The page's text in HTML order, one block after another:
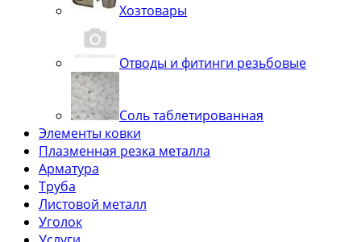
Хозтовары
Отводы и фитинги резьбовые
Соль таблетированная
Элементы ковки
Плазменная резка металла
Арматура
Труба
Листовой металл
Уголок